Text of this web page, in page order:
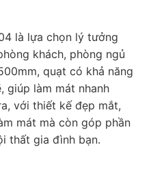
là lựa chọn lý tưởng
khách, phòng ngủ
quạt có khả năng
giúp làm mát nhanh
với thiết kế đẹp mắt,
mát mà còn góp phần
thất gia đình bạn.